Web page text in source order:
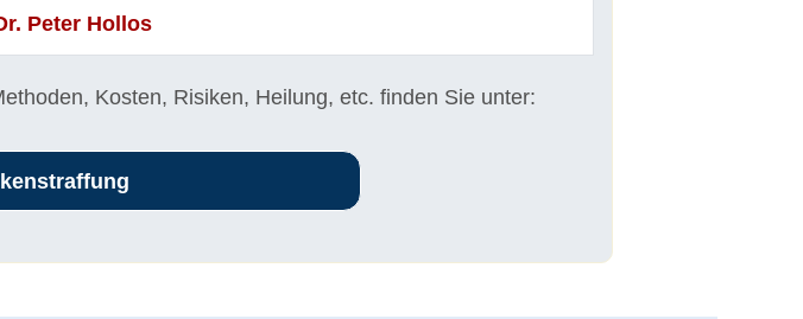
Peter Hollos
Kosten, Risiken, Heilung, etc. finden Sie unter: